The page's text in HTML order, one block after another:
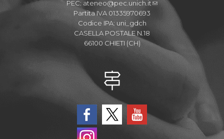
PEC: ateneo@pec.unich.it
Partita IVA 01335970693
Codice IPA: uni_gdch
CASELLA POSTALE N.18
66100 CHIETI (CH)